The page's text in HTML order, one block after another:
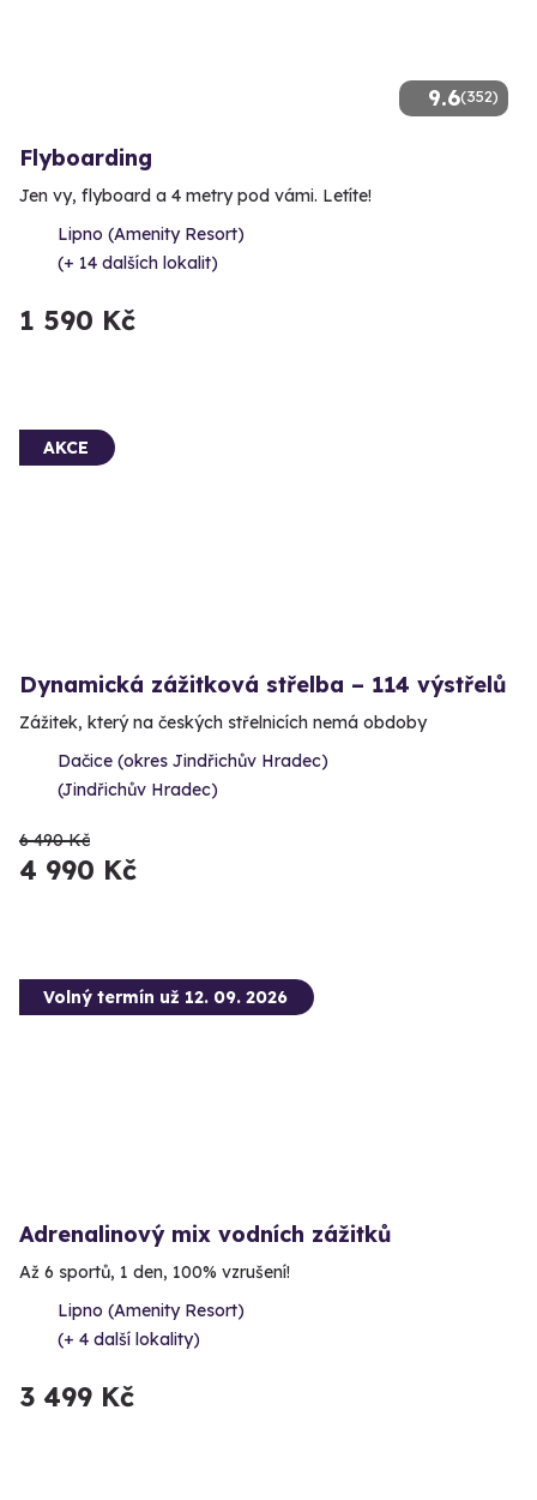
9.6(352)
Flyboarding
Jen vy, flyboard a 4 metry pod vámi. Letíte!
Lipno (Amenity Resort)
(+ 14 dalších lokalit)
1 590 Kč
AKCE
Dynamická zážitková střelba – 114 výstřelů
Zážitek, který na českých střelnicích nemá obdoby
Dačice (okres Jindřichův Hradec)
(Jindřichův Hradec)
6 490 Kč
4 990 Kč
Volný termín už 12. 09. 2026
Adrenalinový mix vodních zážitků
Až 6 sportů, 1 den, 100% vzrušení!
Lipno (Amenity Resort)
(+ 4 další lokality)
3 499 Kč